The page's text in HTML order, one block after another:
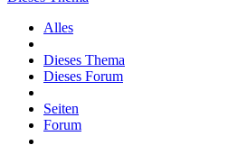
Alles
Dieses Thema
Dieses Forum
Seiten
Forum